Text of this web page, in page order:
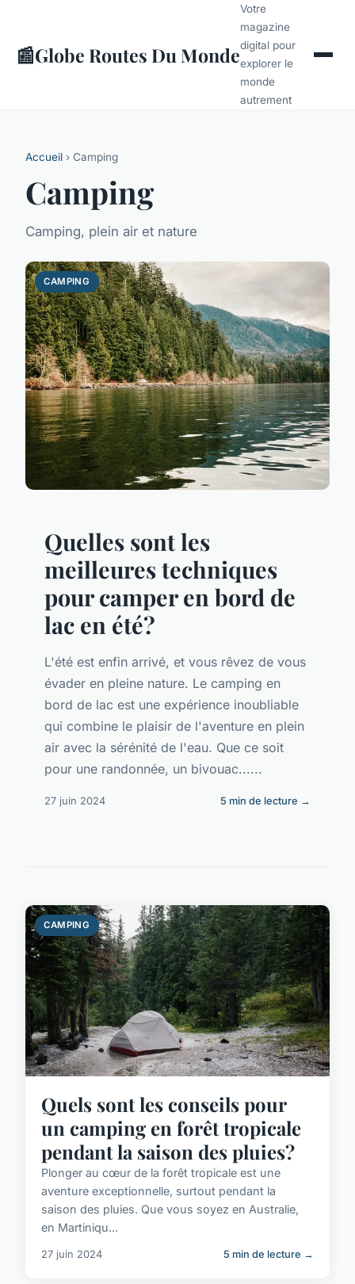
📰Globe Routes Du Monde
Votre
magazine
digital pour
explorer le
monde
autrement
Accueil › Camping
Camping
Camping, plein air et nature
CAMPING
Quelles sont les
meilleures techniques
pour camper en bord de
lac en été?
L'été est enfin arrivé, et vous rêvez de vous
évader en pleine nature. Le camping en
bord de lac est une expérience inoubliable
qui combine le plaisir de l'aventure en plein
air avec la sérénité de l'eau. Que ce soit
pour une randonnée, un bivouac......
27 juin 2024 5 min de lecture →
CAMPING
Quels sont les conseils pour
un camping en forêt tropicale
pendant la saison des pluies?
Plonger au cœur de la forêt tropicale est une
aventure exceptionnelle, surtout pendant la
saison des pluies. Que vous soyez en Australie,
en Martiniqu...
27 juin 2024 5 min de lecture →